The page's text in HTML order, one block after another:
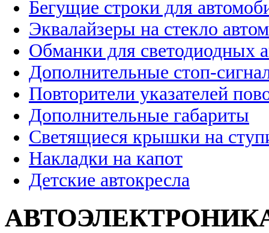
Бегущие строки для
Эквалайзеры на стекло
Обманки для светодиодных
Дополнительные стоп-
Повторители указателей
Дополнительные габариты
Светящиеся крышки на
Накладки на капот
Детские автокресла